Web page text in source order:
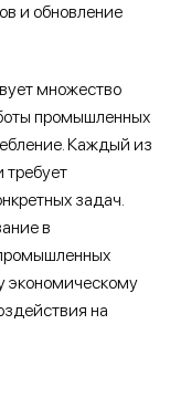
и обновление
множество
промышленных
Каждый из
требует
задач.
в
экономическому
на